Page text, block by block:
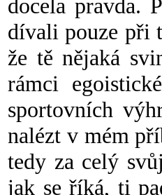
docela pravda.
dívali pouze při
že tě nějaká
rámci
sportovních
nalézt v mém
tedy za celý
jak se říká, ti